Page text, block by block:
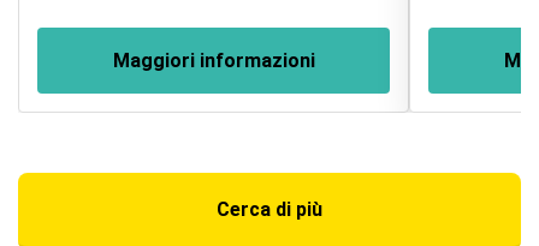
Maggiori informazioni
Cerca di più